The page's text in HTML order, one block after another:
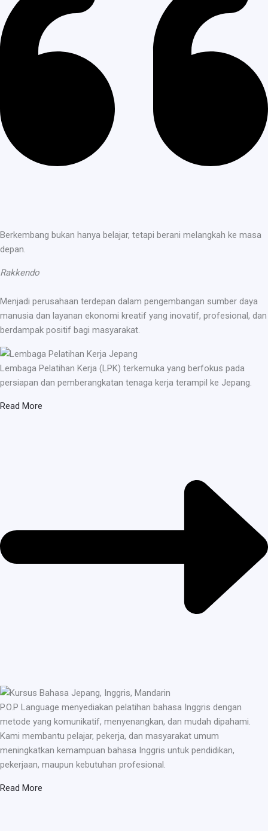
Berkembang bukan hanya belajar, tetapi berani melangkah ke masa
depan.
Rakkendo
Menjadi perusahaan terdepan dalam pengembangan sumber daya
manusia dan layanan ekonomi kreatif yang inovatif, profesional, dan
berdampak positif bagi masyarakat.
Lembaga Pelatihan Kerja (LPK) terkemuka yang berfokus pada
persiapan dan pemberangkatan tenaga kerja terampil ke Jepang.
Read More
P.O.P Language menyediakan pelatihan bahasa Inggris dengan
metode yang komunikatif, menyenangkan, dan mudah dipahami.
Kami membantu pelajar, pekerja, dan masyarakat umum
meningkatkan kemampuan bahasa Inggris untuk pendidikan,
pekerjaan, maupun kebutuhan profesional.
Read More